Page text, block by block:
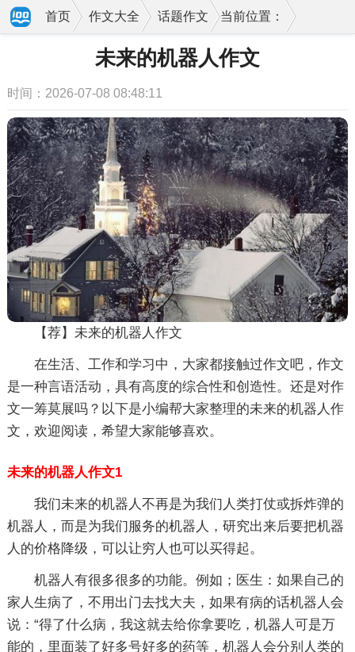
当前位置：
首页 作文大全 话题作文
未来的机器人作文
时间：2026-07-08 08:48:11
【荐】未来的机器人作文
在生活、工作和学习中，大家都接触过作文吧，作文
是一种言语活动，具有高度的综合性和创造性。还是对作
文一筹莫展吗？以下是小编帮大家整理的未来的机器人作
文，欢迎阅读，希望大家能够喜欢。
未来的机器人作文1
我们未来的机器人不再是为我们人类打仗或拆炸弹的
机器人，而是为我们服务的机器人，研究出来后要把机器
人的价格降级，可以让穷人也可以买得起。
机器人有很多很多的功能。例如；医生：如果自己的
家人生病了，不用出门去找大夫，如果有病的话机器人会
说：“得了什么病，我这就去给你拿要吃，机器人可是万
能的，里面装了好多号好多的药等，机器人会分别人类的